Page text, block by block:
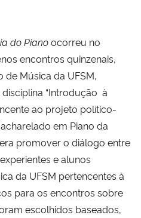
e Comunicações
do Pianoocorreu no
encontros quinzenais,
Música da UFSM,
“Introdução à
ao projeto político-
em Piano da
promover o diálogo entre
e alunos
da UFSM pertencentes à
para os encontros sobre
escolhidos baseados,